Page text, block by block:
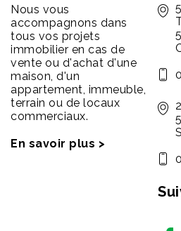
Nous vous
accompagnons dans
tous vos projets
immobilier en cas de
vente ou d'achat d'une
maison, d'un
appartement, immeuble,
terrain ou de locaux
commerciaux.
En savoir plus >